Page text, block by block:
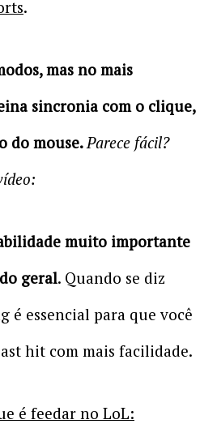
.
mas no mais
sincronia com o clique,
do mouse. Parece fácil?
muito importante
geral. Quando se diz
é essencial para que você
hit com mais facilidade.
é feedar no LoL: